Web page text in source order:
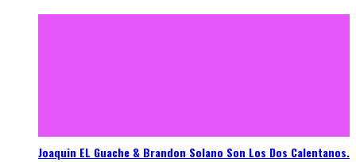
Joaquin EL Guache & Brandon Solano Son Los Dos Calentanos.